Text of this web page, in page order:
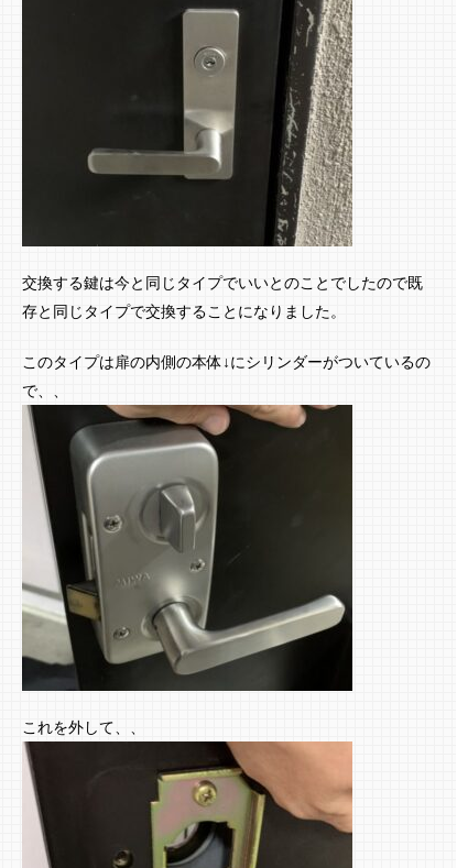
交換する鍵は今と同じタイプでいいとのことでしたので既
存と同じタイプで交換することになりました。
このタイプは扉の内側の本体↓にシリンダーがついているの
で、、
これを外して、、